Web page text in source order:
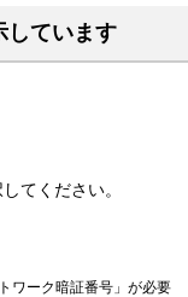
しています
てください。
ワーク暗証番号」が必要